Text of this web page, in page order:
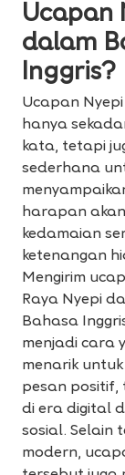
Ucapan
dalam
Inggris?
Ucapan
hanya
kata, tetapi
sederhana
harapan akan
kedamaian
ketenangan
Mengirim
Raya Nyepi
Bahasa
menjadi cara
menarik
pesan positif,
di era digital
sosial. Selain
modern,